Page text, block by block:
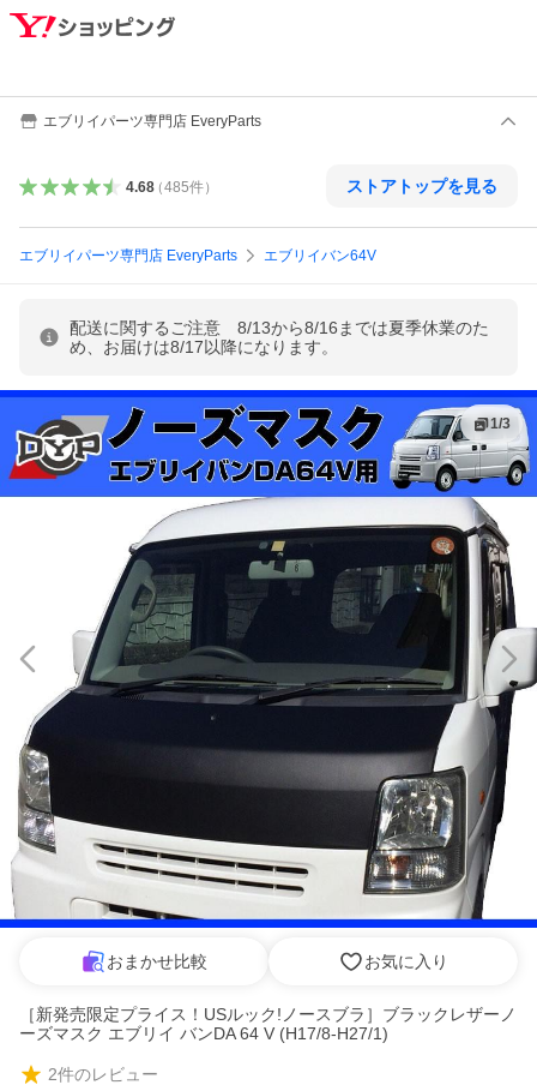
エブリイパーツ専門店 EveryParts
4.68（485件） ストアトップを見る
エブリイパーツ専門店 EveryParts エブリイバン64V
配送に関するご注意 8/13から8/16までは夏季休業のた
め、お届けは8/17以降になります。
1/3
おまかせ比較 お気に入り
［新発売限定プライス！USルック!ノースブラ］ブラックレザーノ
ーズマスク エブリイ バンDA 64 V (H17/8-H27/1)
2件のレビュー